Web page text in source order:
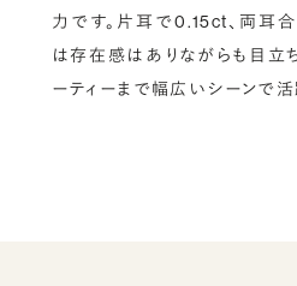
力です。片耳で0.15ct、両耳
は存在感はありながらも目立
ーティーまで幅広いシーンで活